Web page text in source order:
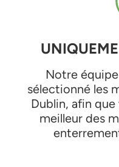
Notre
sélectionné les
Dublin, afin que
meilleur des